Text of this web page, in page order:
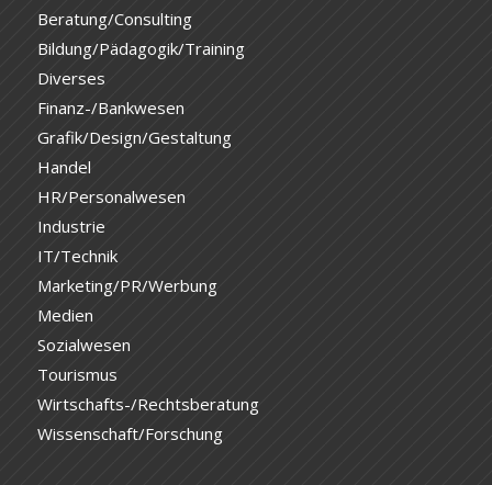
Beratung/Consulting
Bildung/Pädagogik/Training
Diverses
Finanz-/Bankwesen
Grafik/Design/Gestaltung
Handel
HR/Personalwesen
Industrie
IT/Technik
Marketing/PR/Werbung
Medien
Sozialwesen
Tourismus
Wirtschafts-/Rechtsberatung
Wissenschaft/Forschung